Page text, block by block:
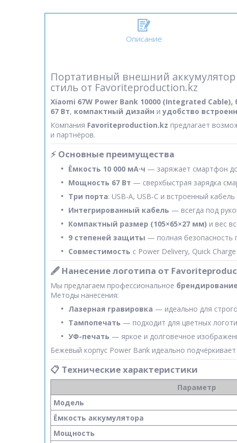
Описание
Портативный внешний
стиль от Favoriteproduction.kz
Xiaomi 67W Power Bank 10000 (Integrated
67 Вт, компактный дизайн иудобство
Компания Favoriteproduction.kz предлагает
и партнёров.
⚡ Основные преимущества
Ёмкость 10 000 мА·ч — заряжает смартфон
Мощность 67 Вт — сверхбыстрая зарядка
Три порта: USB-A, USB-C и встроенный
Интегрированный кабель — всегда под
Компактный размер (105×65×27 мм) и вес
9 степеней защиты — полная безопасность
Совместимость с Power Delivery, Quick
🖋️ Нанесение логотипа от
Мы предлагаем профессиональное
Методы нанесения:
Лазерная гравировка — идеально для
Тампопечать — подходит для цветных
УФ-печать — яркое и долговечное
Бежевый корпус Power Bank идеально
📋 Технические характеристики
Параметр
Модель
Ёмкость аккумулятора
Мощность